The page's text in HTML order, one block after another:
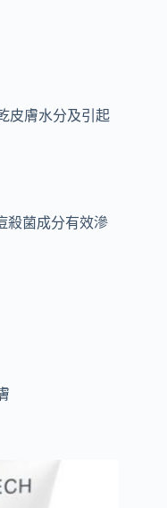
皮膚水分及引起
殺菌成分有效滲